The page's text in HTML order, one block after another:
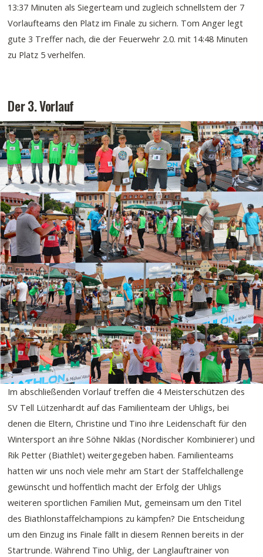
13:37 Minuten als Siegerteam und zugleich schnellstem der 7
Vorlaufteams den Platz im Finale zu sichern. Tom Anger legt
gute 3 Treffer nach, die der Feuerwehr 2.0. mit 14:48 Minuten
zu Platz 5 verhelfen.
Der 3. Vorlauf
Im abschließenden Vorlauf treffen die 4 Meisterschützen des
SV Tell Lützenhardt auf das Familienteam der Uhligs, bei
denen die Eltern, Christine und Tino ihre Leidenschaft für den
Wintersport an ihre Söhne Niklas (Nordischer Kombinierer) und
Rik Petter (Biathlet) weitergegeben haben. Familienteams
hatten wir uns noch viele mehr am Start der Staffelchallenge
gewünscht und hoffentlich macht der Erfolg der Uhligs
weiteren sportlichen Familien Mut, gemeinsam um den Titel
des Biathlonstaffelchampions zu kämpfen? Die Entscheidung
um den Einzug ins Finale fällt in diesem Rennen bereits in der
Startrunde. Während Tino Uhlig, der Langlauftrainer von